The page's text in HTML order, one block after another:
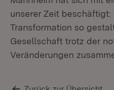
unserer Zeit beschäftigt:
Transformation so
Gesellschaft trotz der
Veränderungen